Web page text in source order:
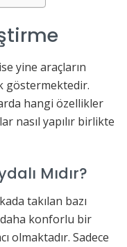
yine araçların
göstermektedir.
hangi özellikler
nasıl yapılır birlikte
Mıdır?
takılan bazı
konforlu bir
olmaktadır. Sadece